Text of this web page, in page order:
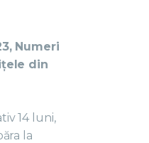
Numeri
din
14 luni,
la